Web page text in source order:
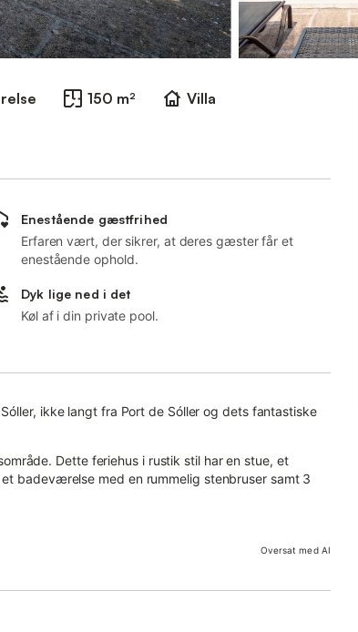
150 m²
Villa
Enestående gæstfrihed
Erfaren vært, der sikrer, at deres gæster får et
enestående ophold.
Dyk lige ned i det
Køl af i din private pool.
ikke langt fra Port de Sóller og dets fantastiske
Dette feriehus i rustik stil har en stue, et
badeværelse med en rummelig stenbruser samt 3
venligst, at trappen til hemsene kan være for
Oversat med AI